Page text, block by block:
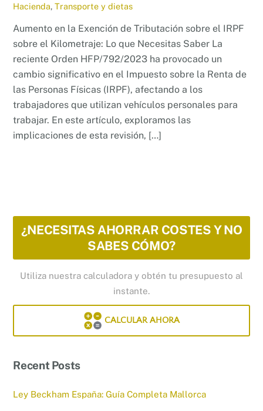
Hacienda,Transporte y dietas
Aumento en la Exención de Tributación sobre el IRPF
sobre el Kilometraje: Lo que Necesitas Saber La
reciente Orden HFP/792/2023 ha provocado un
cambio significativo en el Impuesto sobre la Renta de
las Personas Físicas (IRPF), afectando a los
trabajadores que utilizan vehículos personales para
trabajar. En este artículo, exploramos las
implicaciones de esta revisión, […]
¿NECESITAS AHORRAR COSTES Y NO
SABES CÓMO?
Utiliza nuestra calculadora y obtén tu presupuesto al
instante.
CALCULAR AHORA
Recent Posts
Ley Beckham España: Guía Completa Mallorca